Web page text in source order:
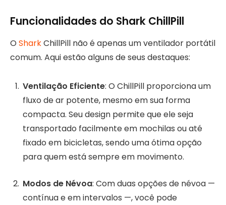
Funcionalidades do Shark ChillPill
O SharkChillPill não é apenas um ventilador portátil
comum. Aqui estão alguns de seus destaques:
Ventilação Eficiente: O ChillPill proporciona um
fluxo de ar potente, mesmo em sua forma
compacta. Seu design permite que ele seja
transportado facilmente em mochilas ou até
fixado em bicicletas, sendo uma ótima opção
para quem está sempre em movimento.
Modos de Névoa: Com duas opções de névoa —
contínua e em intervalos —, você pode